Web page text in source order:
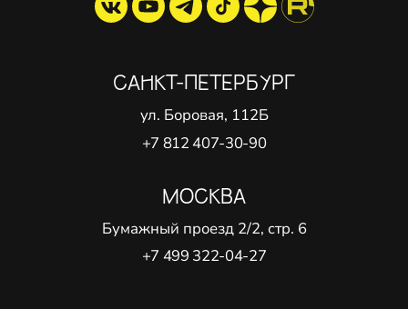
САНКТ-ПЕТЕРБУРГ
ул. Боровая, 112Б
+7 812 407-30-90
МОСКВА
Бумажный проезд 2/2, стр. 6
+7 499 322-04-27